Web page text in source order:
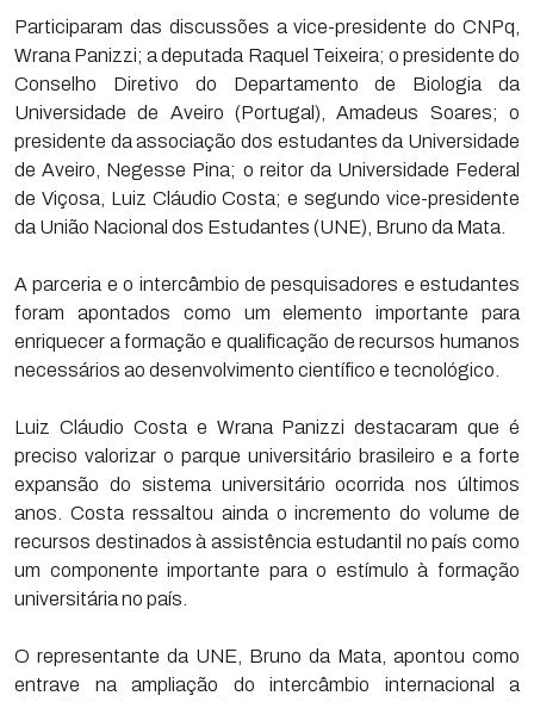
Participaram das discussões a vice-presidente do CNPq,
Wrana Panizzi; a deputada Raquel Teixeira; o presidente do
Conselho Diretivo do Departamento de Biologia da
Universidade de Aveiro (Portugal), Amadeus Soares; o
presidente da associação dos estudantes da Universidade
de Aveiro, Negesse Pina; o reitor da Universidade Federal
de Viçosa, Luiz Cláudio Costa; e segundo vice-presidente
da União Nacional dos Estudantes (UNE), Bruno da Mata.
A parceria e o intercâmbio de pesquisadores e estudantes
foram apontados como um elemento importante para
enriquecer a formação e qualificação de recursos humanos
necessários ao desenvolvimento científico e tecnológico.
Luiz Cláudio Costa e Wrana Panizzi destacaram que é
preciso valorizar o parque universitário brasileiro e a forte
expansão do sistema universitário ocorrida nos últimos
anos. Costa ressaltou ainda o incremento do volume de
recursos destinados à assistência estudantil no país como
um componente importante para o estímulo à formação
universitária no país.
O representante da UNE, Bruno da Mata, apontou como
entrave na ampliação do intercâmbio internacional a